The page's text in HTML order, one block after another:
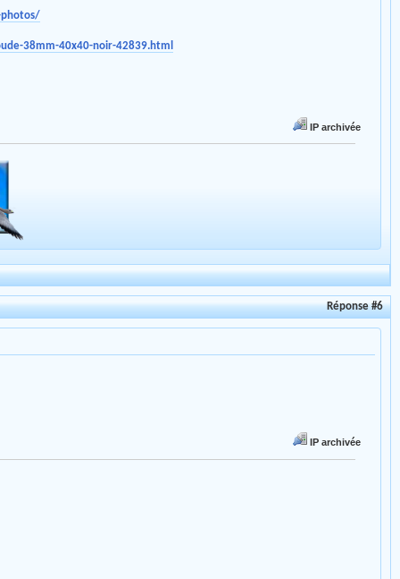
photos/
38mm-40x40-noir-42839.html
IP archivée
Réponse #6
IP archivée